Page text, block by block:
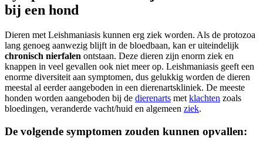
bij een hond
Dieren met Leishmaniasis kunnen erg ziek worden. Als de protozoa
lang genoeg aanwezig blijft in de bloedbaan, kan er uiteindelijk
chronisch nierfalen ontstaan. Deze dieren zijn enorm ziek en
knappen in veel gevallen ook niet meer op. Leishmaniasis geeft een
enorme diversiteit aan symptomen, dus gelukkig worden de dieren
meestal al eerder aangeboden in een dierenartskliniek. De meeste
honden worden aangeboden bij de dierenarts met klachten zoals
bloedingen, veranderde vacht/huid en algemeen ziek.
De volgende symptomen zouden kunnen opvallen: